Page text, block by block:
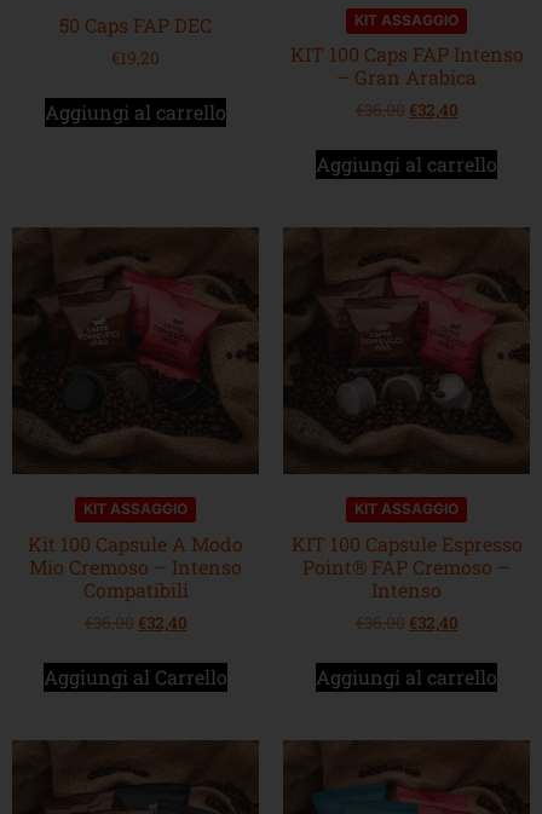
50 Caps FAP DEC
€19,20
Aggiungi al carrello
KIT ASSAGGIO
KIT 100 Caps FAP Intenso
– Gran Arabica
€36,00 €32,40
Aggiungi al carrello
KIT ASSAGGIO
Kit 100 Capsule A Modo
Mio Cremoso – Intenso
Compatibili
€36,00 €32,40
Aggiungi al Carrello
KIT ASSAGGIO
KIT 100 Capsule Espresso
Point® FAP Cremoso –
Intenso
€36,00 €32,40
Aggiungi al carrello